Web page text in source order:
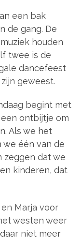
een bak
de gang. De
houden
twee is de
dancefeest
geweest.
begint met
ontbijtje om
Als we het
één van de
zeggen dat we
kinderen, dat
Marja voor
westen weer
niet meer